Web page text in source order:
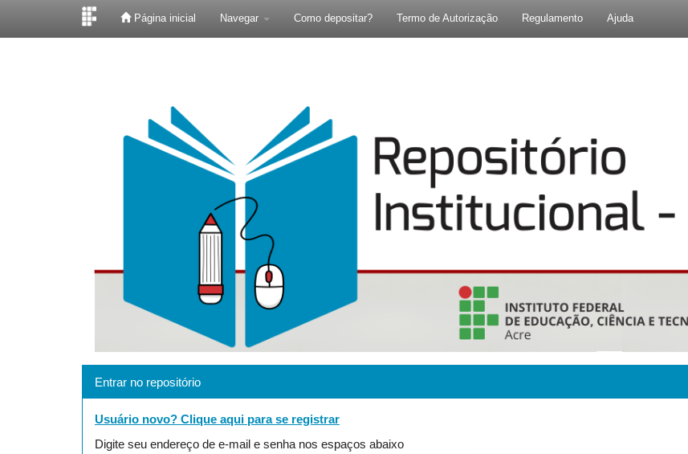
Página inicial Navegar Como depositar? Termo de Autorização Regulamento Ajuda
Entrar no repositório
Usuário novo? Clique aqui para se registrar
Digite seu endereço de e-mail e senha nos espaços abaixo